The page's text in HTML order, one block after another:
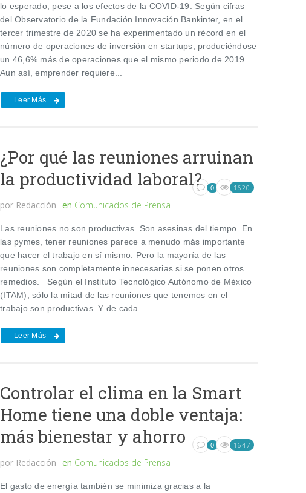
lo esperado, pese a los efectos de la COVID-19. Según cifras
del Observatorio de la Fundación Innovación Bankinter, en el
tercer trimestre de 2020 se ha experimentado un récord en el
número de operaciones de inversión en startups, produciéndose
un 46,6% más de operaciones que el mismo periodo de 2019.
Aun así, emprender requiere...
Leer Más
¿Por qué las reuniones arruinan
la productividad laboral?
por Redacción en Comunicados de Prensa
0 1620
Las reuniones no son productivas. Son asesinas del tiempo. En
las pymes, tener reuniones parece a menudo más importante
que hacer el trabajo en sí mismo. Pero la mayoría de las
reuniones son completamente innecesarias si se ponen otros
remedios. Según el Instituto Tecnológico Autónomo de México
(ITAM), sólo la mitad de las reuniones que tenemos en el
trabajo son productivas. Y de cada...
Leer Más
Controlar el clima en la Smart
Home tiene una doble ventaja:
más bienestar y ahorro
por Redacción en Comunicados de Prensa
0 1647
El gasto de energía también se minimiza gracias a la